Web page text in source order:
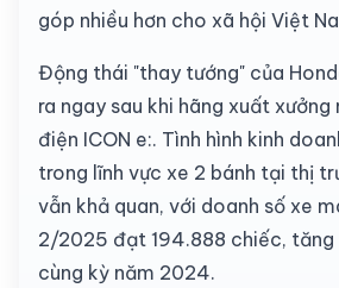
góp nhiều hơn cho xã hội Việt
Động thái "thay tướng" của
ra ngay sau khi hãng xuất
điện ICON e:. Tình hình kinh
trong lĩnh vực xe 2 bánh tại thị
vẫn khả quan, với doanh số xe
2/2025 đạt 194.888 chiếc, tăng
cùng kỳ năm 2024.